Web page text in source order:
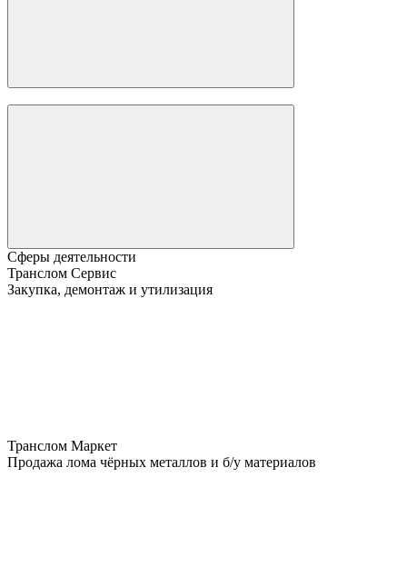
Сферы деятельности
Транслом Сервис
Закупка, демонтаж и утилизация
Транслом Маркет
Продажа лома чёрных металлов и б/у материалов